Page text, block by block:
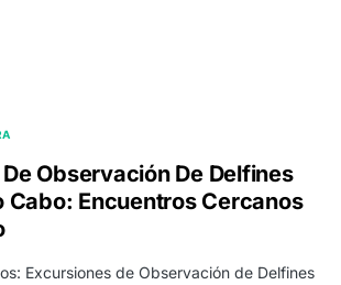
Observación De Delfines
Cabo: Encuentros Cercanos
Excursiones de Observación de Delfines